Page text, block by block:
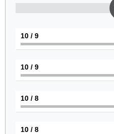
9
/ 10
9
/ 10
8
/ 10
8
/ 10